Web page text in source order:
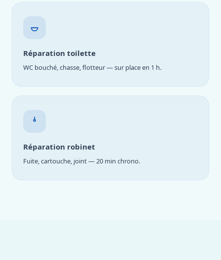
Réparation toilette
WC bouché, chasse, flotteur — sur place en 1 h.
Réparation robinet
Fuite, cartouche, joint — 20 min chrono.